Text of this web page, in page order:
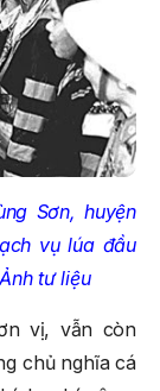
Sơn, huyện
vụ lúa đầu
tư liệu
vị, vẫn còn
chủ nghĩa cá